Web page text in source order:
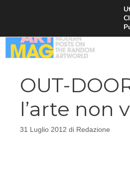
OUT-
l’arte non
31 Luglio 2012 di Redazione